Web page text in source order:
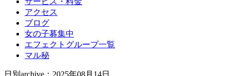
アクセス
ブログ
女の子募集中
エフェクトグループ一覧
マル秘
日別archive：2025年08月14日